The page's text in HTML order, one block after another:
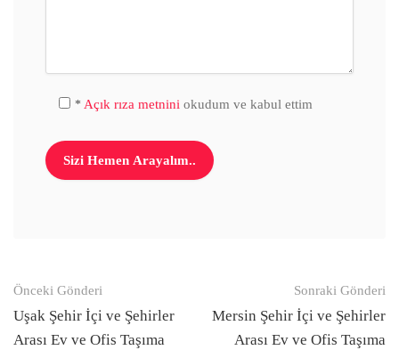
* Açık rıza metnini okudum ve kabul ettim
Gönderi
navigasyonu
Önceki Gönderi
Uşak Şehir İçi ve Şehirler
Arası Ev ve Ofis Taşıma
Sonraki Gönderi
Mersin Şehir İçi ve Şehirler
Arası Ev ve Ofis Taşıma